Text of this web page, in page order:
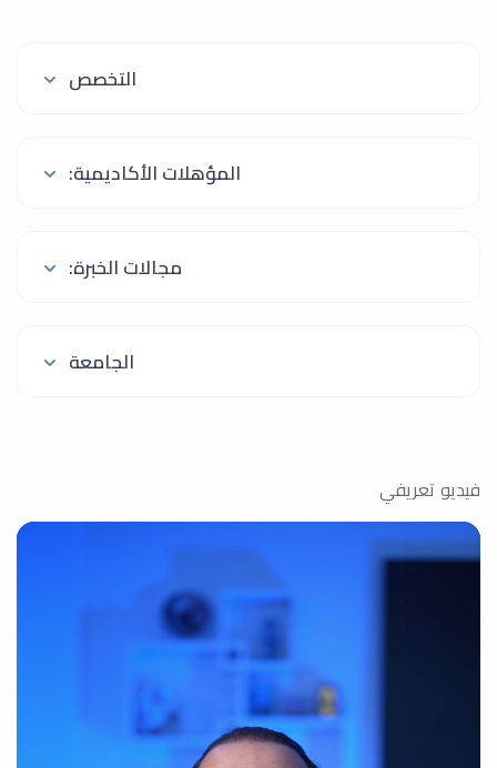
التخصص
المؤهلات الأكاديمية:
مجالات الخبرة:
الجامعة
فيديو تعريفي